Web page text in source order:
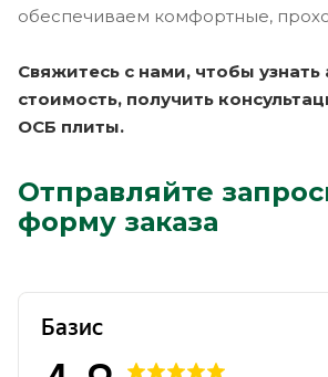
обеспечиваем комфортные,
Свяжитесь с нами, чтобы узнать
стоимость, получить
ОСБ плиты.
Отправляйте
форму заказа